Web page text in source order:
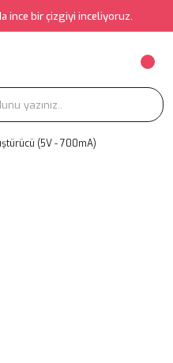
ince bir çizgiyi inceliyoruz.